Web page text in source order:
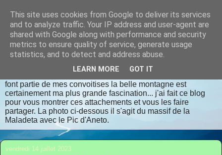
randomilpas
Je m'appelle Jean Pierre, je vis en Dordogne. J'aime la
randonnée, les lieux insolites, les contrées oubliées, les
endroits bien authentiques qui respectent dame nature avec
font partie de mes convoitises la belle montagne est
certainement ma plus grande fascination... j'ai fait ce blog
pour vous montrer ces attachements et vous les faire
partager. La photo ci-dessous il s'agit du massif de la
Maladeta avec le Pic d'Aneto.
vendredi 14 juillet 2023
This site uses cookies from Google to deliver its services
and to analyze traffic. Your IP address and user-agent are
shared with Google along with performance and security
metrics to ensure quality of service, generate usage
statistics, and to detect and address abuse.
LEARN MORE GOT IT